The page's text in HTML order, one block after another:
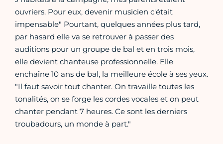
ouvriers. Pour eux, devenir musicien c'était
impensable" Pourtant, quelques années plus tard,
par hasard elle va se retrouver à passer des
auditions pour un groupe de bal et en trois mois,
elle devient chanteuse professionnelle. Elle
enchaîne 10 ans de bal, la meilleure école à ses yeux.
"Il faut savoir tout chanter. On travaille toutes les
tonalités, on se forge les cordes vocales et on peut
chanter pendant 7 heures. Ce sont les derniers
troubadours, un monde à part."